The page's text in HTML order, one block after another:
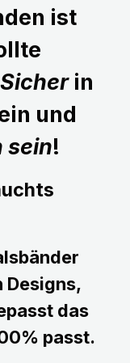
ist
Sicherin
und
sein!
Designs,
das
passt.